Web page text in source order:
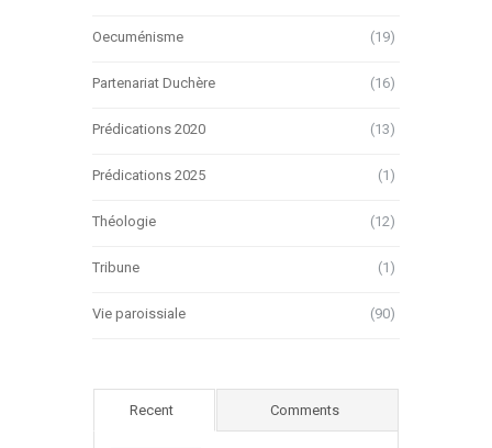
Oecuménisme (19)
Partenariat Duchère (16)
Prédications 2020 (13)
Prédications 2025 (1)
Théologie (12)
Tribune (1)
Vie paroissiale (90)
Recent Comments